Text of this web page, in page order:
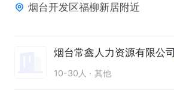
烟台开发区福柳新居附近
烟台常鑫人力资源有限公司
10-30人 其他